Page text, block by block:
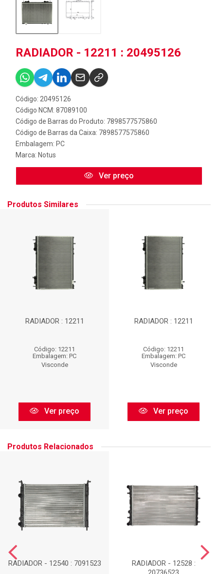
RADIADOR - 12211 : 20495126
Código: 20495126
Código NCM: 87089100
Código de Barras do Produto: 7898577575860
Código de Barras da Caixa: 7898577575860
Embalagem: PC
Marca: Notus
Ver preço
Produtos Similares
RADIADOR : 12211
Código: 12211
Embalagem: PC
Visconde
Ver preço
RADIADOR : 12211
Código: 12211
Embalagem: PC
Visconde
Ver preço
Produtos Relacionados
RADIADOR - 12540 : 7091523
RADIADOR - 12528 :